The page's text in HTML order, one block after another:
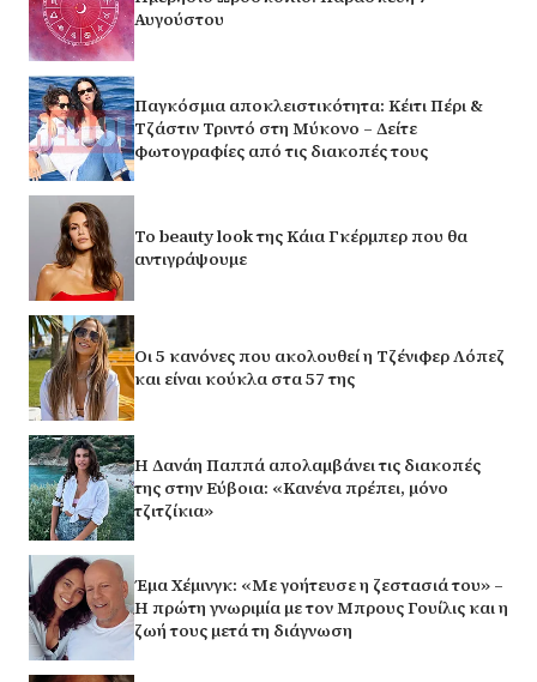
Αυγούστου
Παγκόσμια αποκλειστικότητα: Κέιτι Πέρι &
Τζάστιν Τριντό στη Μύκονο – Δείτε
φωτογραφίες από τις διακοπές τους
Το beauty look της Κάια Γκέρμπερ που θα
αντιγράψουμε
Οι 5 κανόνες που ακολουθεί η Τζένιφερ Λόπεζ
και είναι κούκλα στα 57 της
Η Δανάη Παππά απολαμβάνει τις διακοπές
της στην Εύβοια: «Κανένα πρέπει, μόνο
τζιτζίκια»
Έμα Χέμινγκ: «Με γοήτευσε η ζεστασιά του» –
Η πρώτη γνωριμία με τον Μπρους Γουίλις και η
ζωή τους μετά τη διάγνωση